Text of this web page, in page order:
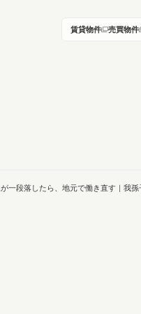
賃貸物件 売買物件
一段落したら、地元で働き直す｜我